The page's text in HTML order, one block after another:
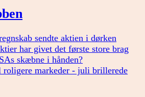
sendte aktien i dørken
har givet det første store brag
skæbne i hånden?
markeder - juli brillerede